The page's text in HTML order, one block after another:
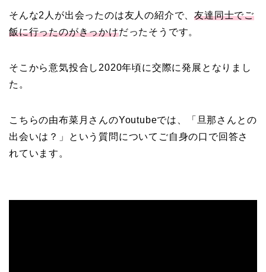
の結婚馴れ初めはバラエ
本並健司が元嫁・美千代
そんな2人が出会ったのは友人の紹介で、友達同士でご
飯に行ったのがきっかけだったそうです。
そこから意気投合し2020年頃に交際に発展となりまし
た。
こちらの由布菜月さんのYoutubeでは、「旦那さんとの
出会いは？」という質問についてご自身の口で回答さ
れています。